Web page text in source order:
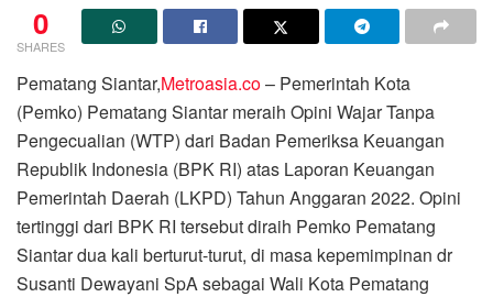
0
SHARES
Pematang Siantar,Metroasia.co– Pemerintah Kota
(Pemko) Pematang Siantar meraih Opini Wajar Tanpa
Pengecualian (WTP) dari Badan Pemeriksa Keuangan
Republik Indonesia (BPK RI) atas Laporan Keuangan
Pemerintah Daerah (LKPD) Tahun Anggaran 2022. Opini
tertinggi dari BPK RI tersebut diraih Pemko Pematang
Siantar dua kali berturut-turut, di masa kepemimpinan dr
Susanti Dewayani SpA sebagai Wali Kota Pematang